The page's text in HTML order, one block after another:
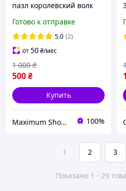
пазл королевский волк
Готово к отправке
5.0 (2)
от50₴/мес
500₴
1 000 ₴
Купить
Maximum Shopping 100%
1 2 3
Показано 1 - 29